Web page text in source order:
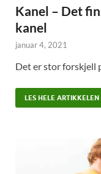
Kanel – Det
kanel
januar 4, 2021
Det er stor forskjell
LES HELE ARTIKKELEN